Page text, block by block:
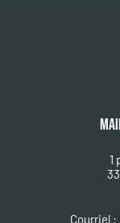
1
Courriel :